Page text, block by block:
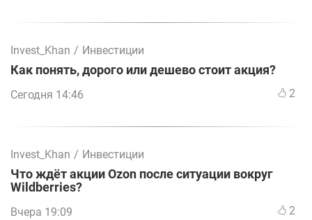
Invest_Khan / Инвестиции
Как понять, дорого или дешево стоит акция?
Сегодня 14:46 2
Invest_Khan / Инвестиции
Что ждёт акции Ozon после ситуации вокруг
Wildberries?
Вчера 19:09 2